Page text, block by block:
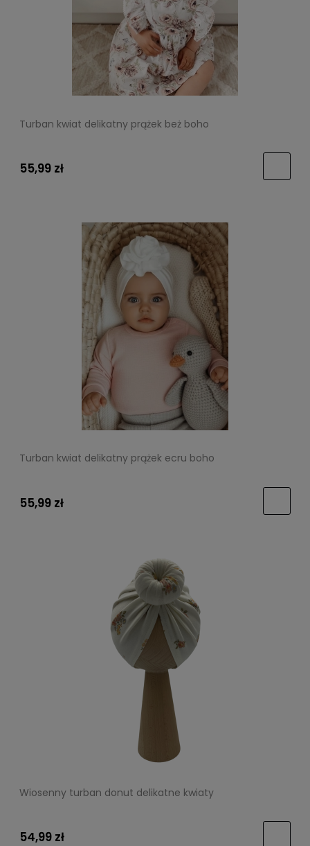
Turban kwiat delikatny prążek beż boho
55,99 zł
Turban kwiat delikatny prążek ecru boho
55,99 zł
Wiosenny turban donut delikatne kwiaty
54,99 zł